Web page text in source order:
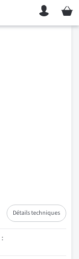
Mon
Détails techniques
: